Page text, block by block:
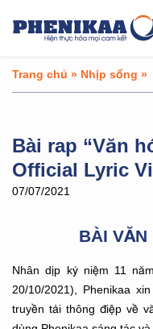
Trang chủ » Nhịp sống »
Bài rap “Văn
Official Lyric
07/07/2021
BÀI VĂN
Nhân dịp kỷ niệm 11
20/10/2021), Phenikaa
truyền tải thông điệp về